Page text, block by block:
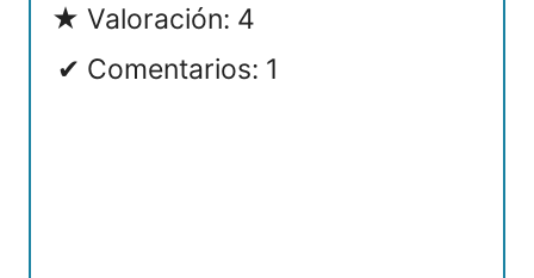
Valoración: 4
Comentarios: 1